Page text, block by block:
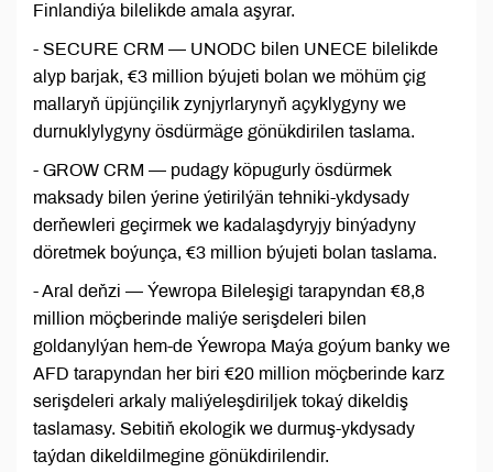
Finlandiýa bilelikde amala aşyrar.
- SECURE CRM — UNODC bilen UNECE bilelikde
alyp barjak, €3 million býujeti bolan we möhüm çig
mallaryň üpjünçilik zynjyrlarynyň açyklygyny we
durnuklylygyny ösdürmäge gönükdirilen taslama.
- GROW CRM — pudagy köpugurly ösdürmek
maksady bilen ýerine ýetirilýän tehniki-ykdysady
derňewleri geçirmek we kadalaşdyryjy binýadyny
döretmek boýunça, €3 million býujeti bolan taslama.
- Aral deňzi — Ýewropa Bileleşigi tarapyndan €8,8
million möçberinde maliýe serişdeleri bilen
goldanylýan hem-de Ýewropa Maýa goýum banky we
AFD tarapyndan her biri €20 million möçberinde karz
serişdeleri arkaly maliýeleşdiriljek tokaý dikeldiş
taslamasy. Sebitiň ekologik we durmuş-ykdysady
taýdan dikeldilmegine gönükdirilendir.